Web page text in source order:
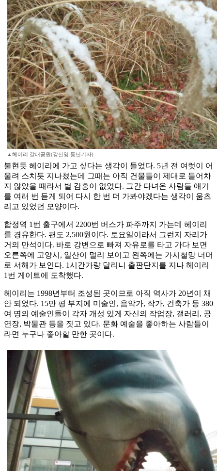
▲헤이리 갈대공원(강신영 동년기자)
불현듯 헤이리에 가고 싶다는 생각이 들었다. 5년 전 여럿이 어
울려 스치듯 지나쳤는데 그때는 아직 건물들이 제대로 들어차
지 않았을 때라서 별 감흥이 없었다. 그간 다녀온 사람들 얘기
를 여러 번 듣게 되어 다시 한 번 더 가봐야겠다는 생각이 움츠
리고 있었던 모양이다.
합정역 1번 출구에서 2200번 버스가 파주까지 가는데 헤이리
를 경유한다. 편도 2,500원이다. 토요일이라서 그런지 자리가
거의 만석이다. 바로 강변으로 빠져 자유로를 타고 가다 보면
오른쪽에 고양시, 일산이 멀리 보이고 왼쪽에는 가시철망 너머
로 서해가 보인다. 1시간가량 달리니 출판단지를 지나 헤이리
1번 게이트에 도착했다.
헤이리는 1998년부터 조성된 곳이므로 아직 역사가 20년이 채
안 되었다. 15만 평 부지에 미술인, 음악가, 작가, 건축가 등 380
여 명의 예술인들이 각자 개성 있게 자신의 작업장, 갤러리, 공
연장, 박물관 등을 짓고 있다. 문화 예술을 좋아하는 사람들이
라면 누구나 좋아할 만한 곳이다.